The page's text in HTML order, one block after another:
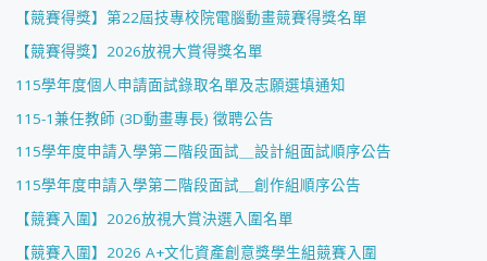
【競賽得獎】第22屆技專校院電腦動畫競賽得獎名單
【競賽得獎】2026放視大賞得獎名單
115學年度個人申請面試錄取名單及志願選填通知
115-1兼任教師 (3D動畫專長) 徵聘公告
115學年度申請入學第二階段面試＿設計組面試順序公告
115學年度申請入學第二階段面試＿創作組順序公告
【競賽入圍】2026放視大賞決選入圍名單
【競賽入圍】2026 A+文化資產創意獎學生組競賽入圍